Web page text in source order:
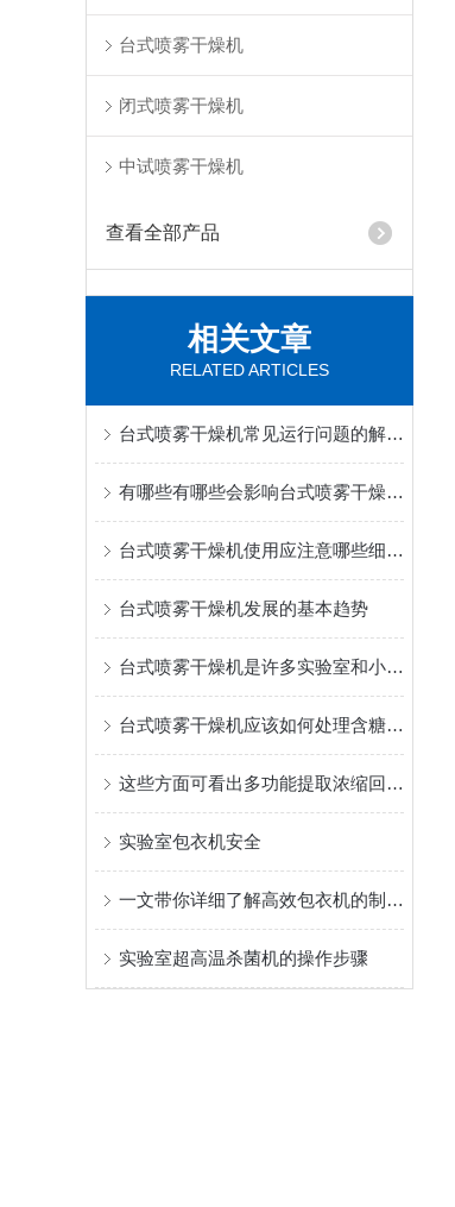
台式喷雾干燥机
闭式喷雾干燥机
中试喷雾干燥机
查看全部产品
相关文章
RELATED ARTICLES
台式喷雾干燥机常见运行问题的解决方法
有哪些有哪些会影响台式喷雾干燥机的松密度？
台式喷雾干燥机使用应注意哪些细节呢
台式喷雾干燥机发展的基本趋势
台式喷雾干燥机是许多实验室和小型工厂的理想选择
台式喷雾干燥机应该如何处理含糖分物质？
这些方面可看出多功能提取浓缩回收机组的实用性
实验室包衣机安全
一文带你详细了解高效包衣机的制作方法
实验室超高温杀菌机的操作步骤